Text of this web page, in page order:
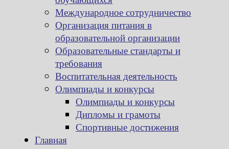
Международное сотрудничество
Организация питания в
образовательной организации
Образовательные стандарты и
требования
Воспитательная деятельность
Олимпиады и конкурсы
Олимпиады и конкурсы
Дипломы и грамоты
Спортивные достижения
Главная